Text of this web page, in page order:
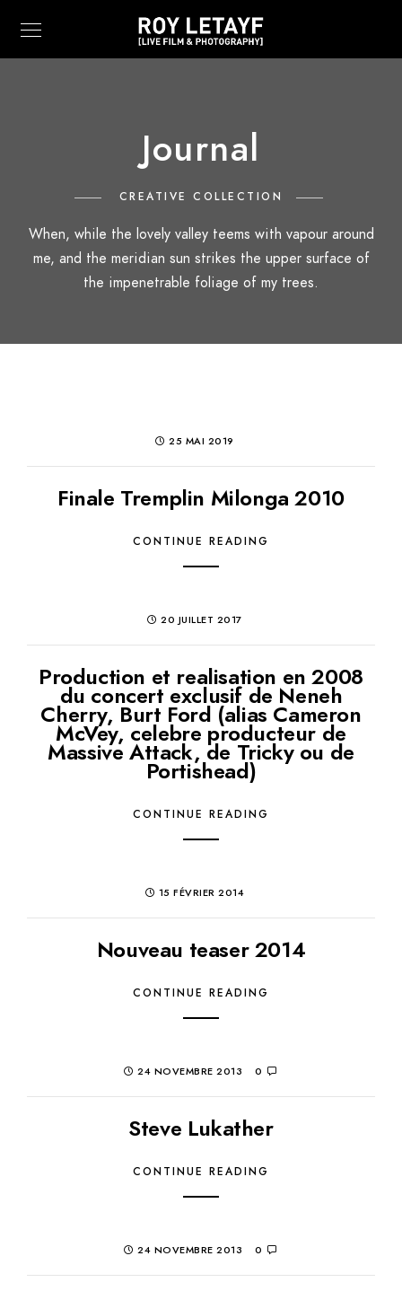
Journal
CREATIVE COLLECTION
When, while the lovely valley teems with vapour around
me, and the meridian sun strikes the upper surface of
the impenetrable foliage of my trees.
25 MAI 2019
Finale Tremplin Milonga 2010
CONTINUE READING
20 JUILLET 2017
Production et realisation en 2008
du concert exclusif de Neneh
Cherry, Burt Ford (alias Cameron
McVey, celebre producteur de
Massive Attack, de Tricky ou de
Portishead)
CONTINUE READING
15 FÉVRIER 2014
Nouveau teaser 2014
CONTINUE READING
24 NOVEMBRE 2013 0
Steve Lukather
CONTINUE READING
24 NOVEMBRE 2013 0